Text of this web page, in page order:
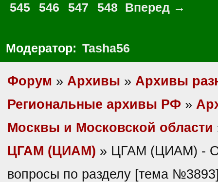
545
546 547 548 Вперед →
Модератор: Tasha56
Форум » Архивы » Архивы
Региональные архивы РФ »
Москвы и Московской области
ЦГАМ (ЦИАМ) » ЦГАМ (ЦИАМ) -
вопросы по разделу [тема